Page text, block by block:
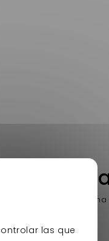
le ofrece una
las que